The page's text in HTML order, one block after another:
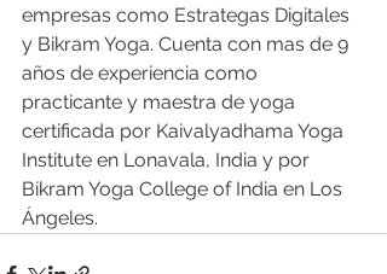
empresas como Estrategas Digitales
y Bikram Yoga. Cuenta con mas de 9
años de experiencia como
practicante y maestra de yoga
certificada por Kaivalyadhama Yoga
Institute en Lonavala, India y por
Bikram Yoga College of India en Los
Ángeles.